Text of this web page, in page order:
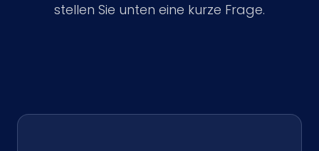
stellen Sie unten eine kurze Frage.